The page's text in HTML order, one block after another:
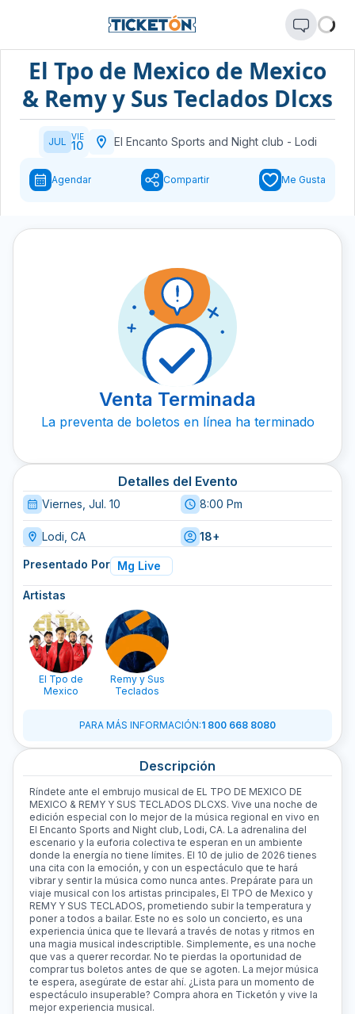
El Tpo de Mexico de Mexico
& Remy y Sus Teclados Dlcxs
JUL VIE
10 El Encanto Sports and Night club - Lodi
Agendar Compartir Me Gusta
Venta Terminada
La preventa de boletos en línea ha terminado
Detalles del Evento
Viernes, Jul. 10 8:00 Pm
Lodi, CA 18+
Presentado Por Mg Live
Artistas
El Tpo de
Mexico
Remy y Sus
Teclados
PARA MÁS INFORMACIÓN:1 800 668 8080
Descripción
Ríndete ante el embrujo musical de EL TPO DE MEXICO DE
MEXICO & REMY Y SUS TECLADOS DLCXS. Vive una noche de
edición especial con lo mejor de la música regional en vivo en
El Encanto Sports and Night club, Lodi, CA. La adrenalina del
escenario y la euforia colectiva te esperan en un ambiente
donde la energía no tiene límites. El 10 de julio de 2026 tienes
una cita con la emoción, y con un espectáculo que te hará
vibrar y sentir la música como nunca antes. Prepárate para un
viaje musical con los artistas principales, El TPO de Mexico y
REMY Y SUS TECLADOS, prometiendo subir la temperatura y
poner a todos a bailar. Este no es solo un concierto, es una
experiencia única que te llevará a través de notas y ritmos en
una magia musical indescriptible. Simplemente, es una noche
que vas a querer recordar. No te pierdas la oportunidad de
comprar tus boletos antes de que se agoten. La mejor música
te espera, asegúrate de estar ahí. ¿Lista para un momento de
espectáculo insuperable? Compra ahora en Ticketón y vive la
mejor experiencia musical.